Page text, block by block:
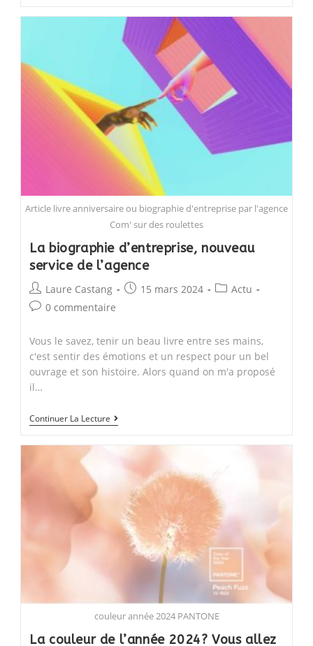
Bricks
Factory
Article livre anniversaire ou biographie d'entreprise par l'agence
Com' sur des roulettes
La biographie d’entreprise, nouveau
service de l’agence
Post
author:
Laure Castang
Post15 mars 2024
PostActu
Post0 commentaire
Vous le savez, tenir un beau livre entre ses mains,
c'est sentir des émotions et un respect pour un bel
ouvrage et son histoire. Alors quand on m'a proposé
il…
Continuer La Lecture
La
nouveau
service
de
l’agence
couleur année 2024 PANTONE
La couleur de l’année 2024? Vous allez